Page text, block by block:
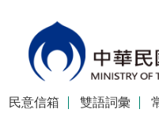
民意信箱 雙語詞彙